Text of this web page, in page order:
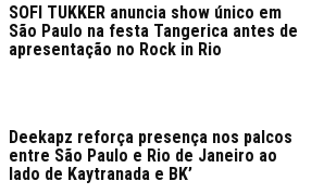
SOFI TUKKER anuncia show único em
São Paulo na festa Tangerica antes de
apresentação no Rock in Rio
Deekapz reforça presença nos palcos
entre São Paulo e Rio de Janeiro ao
lado de Kaytranada e BK’